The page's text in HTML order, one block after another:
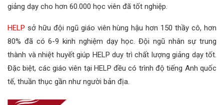
giảng dạy cho hơn 60.000 học viên đã tốt nghiệp.
HELP sở hữu đội ngũ giáo viên hùng hậu hơn 150 thầy cô, hơn
80% đã có 6-9 kinh nghiệm dạy học. Đội ngũ nhân sự trung
thành và nhiệt huyết giúp HELP duy trì chất lượng giảng dạy tốt.
Đặc biệt, các giáo viên tại HELP đều có trình độ tiếng Anh quốc
tế, thuần thục gần như người bản địa.